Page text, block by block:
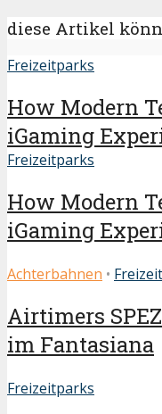
diese Artikel
Freizeitparks
How Modern
iGaming
Freizeitparks
How Modern
iGaming
Achterbahnen •
Airtimers
im Fantasiana
Freizeitparks